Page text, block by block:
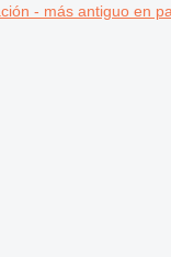
- más antiguo en